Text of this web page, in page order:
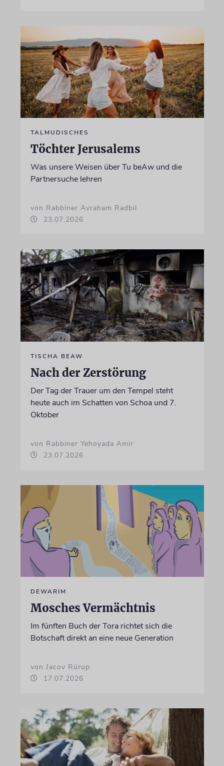
TALMUDISCHES
Töchter Jerusalems
Was unsere Weisen über Tu beAw und die
Partnersuche lehren
von Rabbiner Avraham Radbil
23.07.2026
TISCHA BEAW
Nach der Zerstörung
Der Tag der Trauer um den Tempel steht
heute auch im Schatten von Schoa und 7.
Oktober
von Rabbiner Yehoyada Amir
23.07.2026
DEWARIM
Mosches Vermächtnis
Im fünften Buch der Tora richtet sich die
Botschaft direkt an eine neue Generation
von Jacov Rürup
17.07.2026